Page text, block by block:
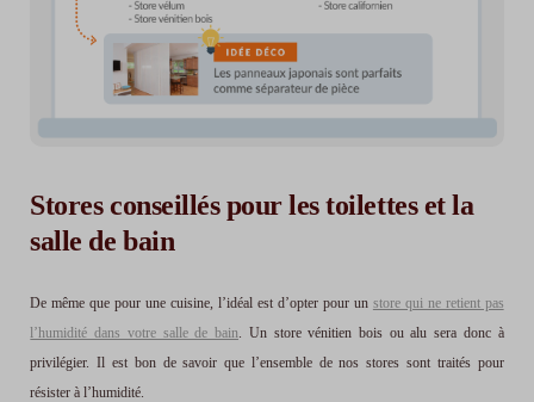
Stores conseillés pour les toilettes et la
salle de bain
De même que pour une cuisine, l’idéal est d’opter pour un store qui ne retient pas
l’humidité dans votre salle de bain . Un store vénitien bois ou alu sera donc à
privilégier. Il est bon de savoir que l’ensemble de nos stores sont traités pour
résister à l’humidité.